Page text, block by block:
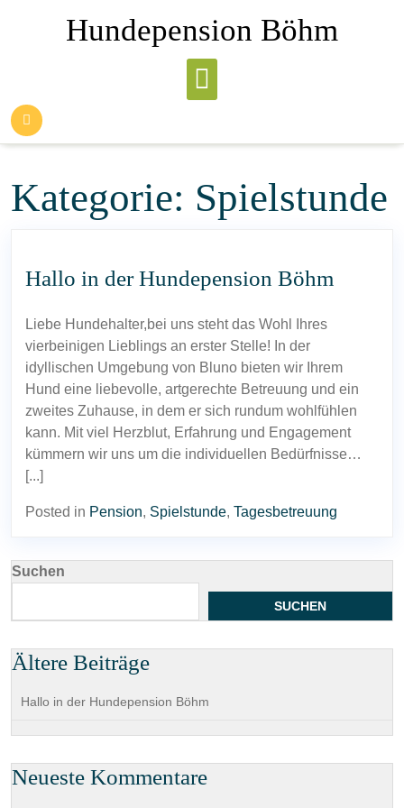
Hundepension Böhm
Kategorie: Spielstunde
Hallo in der Hundepension Böhm
Liebe Hundehalter,bei uns steht das Wohl Ihres
vierbeinigen Lieblings an erster Stelle! In der
idyllischen Umgebung von Bluno bieten wir Ihrem
Hund eine liebevolle, artgerechte Betreuung und ein
zweites Zuhause, in dem er sich rundum wohlfühlen
kann. Mit viel Herzblut, Erfahrung und Engagement
kümmern wir uns um die individuellen Bedürfnisse…
[...]
Posted in Pension, Spielstunde, Tagesbetreuung
Suchen
SUCHEN
Ältere Beiträge
Hallo in der Hundepension Böhm
Neueste Kommentare